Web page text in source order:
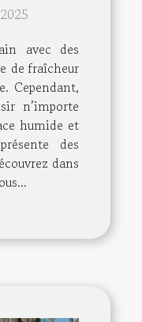
avec des
de fraîcheur
Cependant,
n’importe
humide et
des
dans